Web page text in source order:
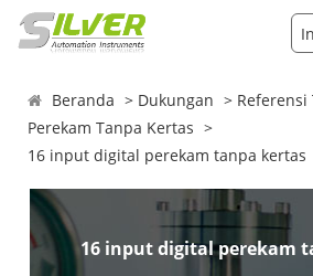
Beranda Dukungan
Referensi
Perekam Tanpa Kertas
16 input digital perekam tanpa kertas
16 input digital perekam